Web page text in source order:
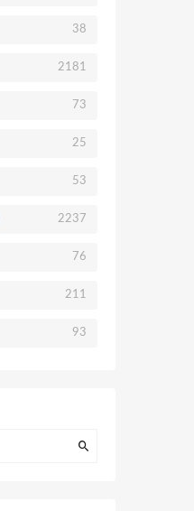
38
2181
73
25
53
2237
76
211
93